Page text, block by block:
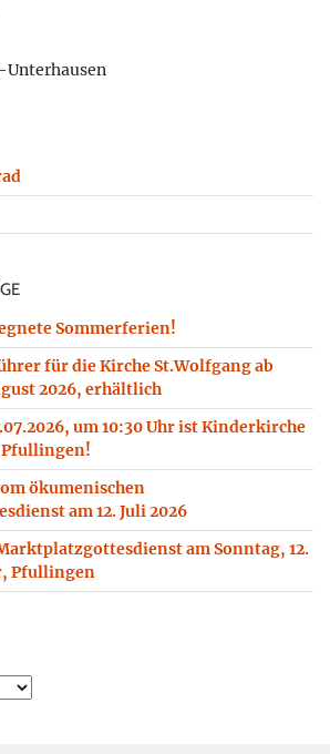
Sommerferien!
für die Kirche St.Wolfgang ab
2026, erhältlich
um 10:30 Uhr ist Kinderkirche
Pfullingen!
ökumenischen
am 12. Juli 2026
am Sonntag, 12.
Pfullingen